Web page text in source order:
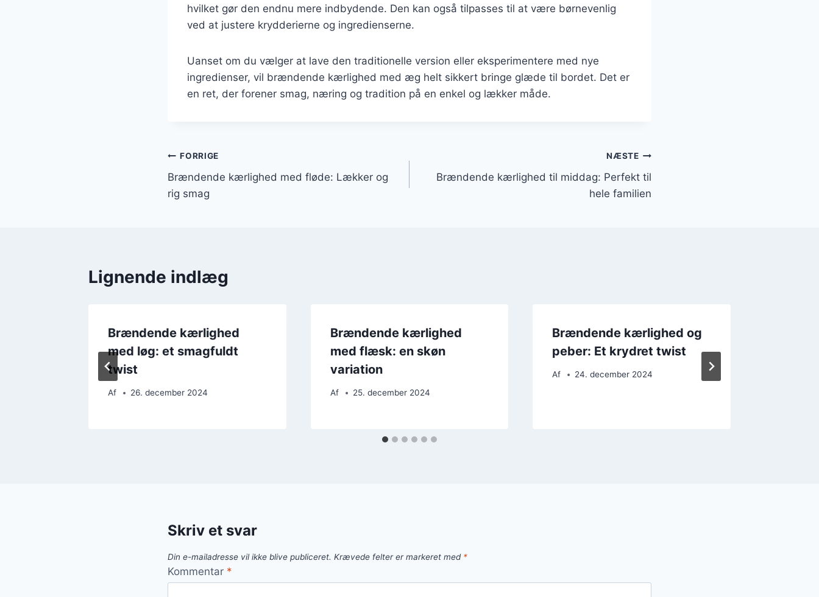
hvilket gør den endnu mere indbydende. Den kan også tilpasses til at være børnevenlig
ved at justere krydderierne og ingredienserne.
Uanset om du vælger at lave den traditionelle version eller eksperimentere med nye
ingredienser, vil brændende kærlighed med æg helt sikkert bringe glæde til bordet. Det er
en ret, der forener smag, næring og tradition på en enkel og lækker måde.
Indlægsnavigation
FORRIGE
Brændende kærlighed med fløde: Lækker og
rig smag
NÆSTE
Brændende kærlighed til middag: Perfekt til
hele familien
Lignende indlæg
Brændende kærlighed
med løg: et smagfuldt
twist
Af 26. december 2024
Brændende kærlighed
med flæsk: en skøn
variation
Af 25. december 2024
Brændende kærlighed og
peber: Et krydret twist
Af 24. december 2024
Skriv et svar
Din e-mailadresse vil ikke blive publiceret. Krævede felter er markeret med *
Kommentar *